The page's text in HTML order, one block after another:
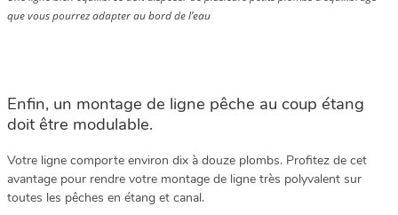
que vous pourrez adapter au bord de l’eau
Enfin, un montage de ligne pêche au coup étang
doit être modulable.
Votre ligne comporte environ dix à douze plombs. Profitez de cet
avantage pour rendre votre montage de ligne très polyvalent sur
toutes les pêches en étang et canal.